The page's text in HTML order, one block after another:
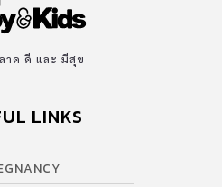
าด ดี และ มีสุข
LINKS